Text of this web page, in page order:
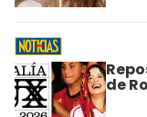
de